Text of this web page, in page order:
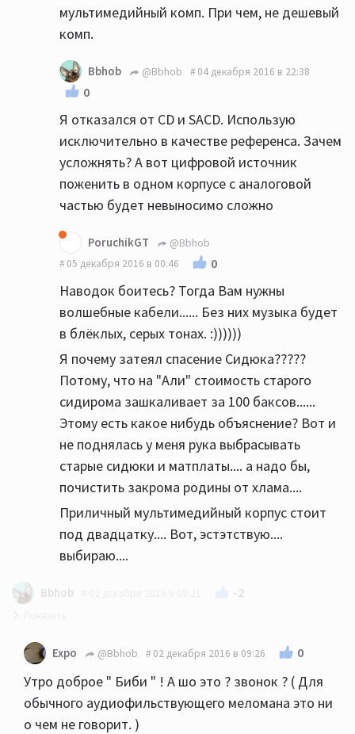
мультимедийный комп. При чем, не дешевый
комп.
Bbhob @Bbhob 04 декабря 2016 в 22:38
0
Я отказался от CD и SACD. Использую
исключительно в качестве референса. Зачем
усложнять? А вот цифровой источник
поженить в одном корпусе с аналоговой
частью будет невыносимо сложно
PoruchikGT
@Bbhob
05 декабря 2016 в 00:46
0
Наводок боитесь? Тогда Вам нужны
волшебные кабели...... Без них музыка будет
в блёклых, серых тонах. :))))))
Я почему затеял спасение Сидюка?????
Потому, что на "Али" стоимость старого
сидирома зашкаливает за 100 баксов......
Этому есть какое нибудь объяснение? Вот и
не поднялась у меня рука выбрасывать
старые сидюки и матплаты.... а надо бы,
почистить закрома родины от хлама....
Приличный мультимедийный корпус стоит
под двадцатку.... Вот, эстэтствую....
выбираю....
Bbhob -2
Я просто карточку положу, а то ужас как боюсь
строгих аудиофильских минусов
Expo @Bbhob 02 декабря 2016 в 09:26 0
Утро доброе " Биби " ! А шо это ? звонок ? ( Для
обычного аудиофильствующего меломана это ни
о чем не говорит. )